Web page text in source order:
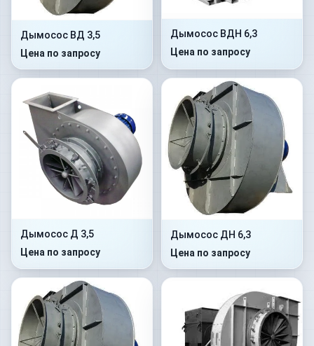
Дымосос ВД 3,5
Цена по запросу
Дымосос ВДН 6,3
Цена по запросу
Дымосос Д 3,5
Цена по запросу
Дымосос ДН 6,3
Цена по запросу